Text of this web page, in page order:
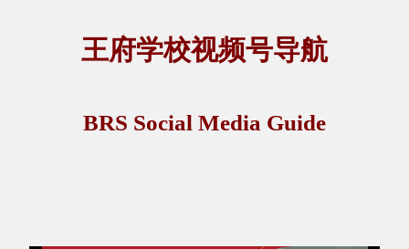
王府学校视频号导航
BRS Social Media Guide